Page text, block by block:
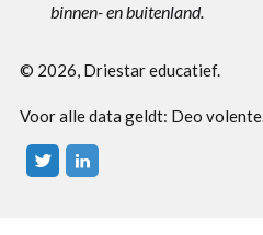
binnen- en buitenland.
© 2026, Driestar educatief.
Voor alle data geldt: Deo volente